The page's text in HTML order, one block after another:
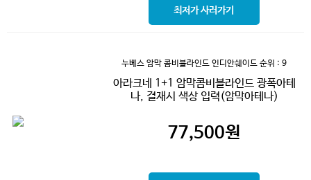
최저가 사러가기
누베스 암막 콤비블라인드 인디안쉐이드 순위 : 9
아라크네 1+1 암막콤비블라인드 광폭아테
나, 결재시 색상 입력(암막아테나)
77,500원